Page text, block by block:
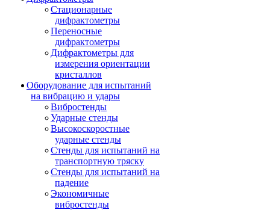
Стационарные
дифрактометры
Переносные
дифрактометры
Дифрактометры для
измерения ориентации
кристаллов
Оборудование для испытаний
на вибрацию и удары
Вибростенды
Ударные стенды
Высокоскоростные
ударные стенды
Стенды для испытаний на
транспортную тряску
Стенды для испытаний на
падение
Экономичные
вибростенды